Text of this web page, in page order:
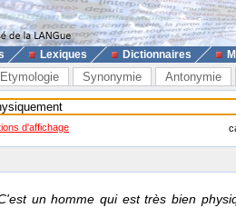
Lexiques Dictionnaires
Etymologie Synonymie Antonymie
d'affichage
un homme qui est très bien